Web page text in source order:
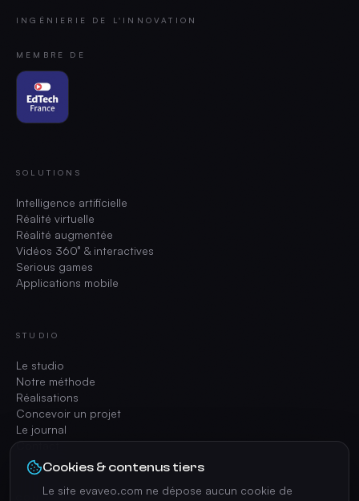
INGÉNIERIE DE L'INNOVATION
MEMBRE DE
SOLUTIONS
Intelligence artificielle
Réalité virtuelle
Réalité augmentée
Vidéos 360° & interactives
Serious games
Applications mobile
STUDIO
Le studio
Notre méthode
Réalisations
Concevoir un projet
Le journal
Contact
CONTACT
Cookies & contenus tiers
Le site evaveo.com ne dépose aucun cookie de